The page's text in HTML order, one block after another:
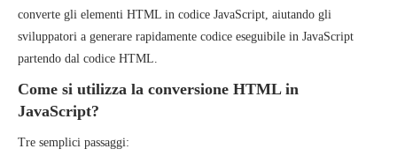
converte gli elementi HTML in codice JavaScript, aiutando gli
sviluppatori a generare rapidamente codice eseguibile in JavaScript
partendo dal codice HTML.
Come si utilizza la conversione HTML in
JavaScript?
Tre semplici passaggi: